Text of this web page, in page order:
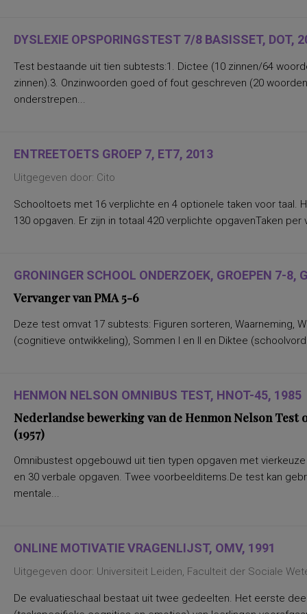
basisonderwijs
leerachterstand
leerlingen op het vwo van het regulier
voortgezet onderwijs
leerlingen op het ivbo, het vbo, de mavo, de
vanaf 4 tot 28 maanden
oudere leerlingen met leesvertraging
ROC-leerlingen
leerlingen op het vbo van het regulier
leerlingen op het vmbo van het regulier
voortgezet onderwijs met leerproblemen
leerlingen in het regulier basisonderwijs
leerlingen in het speciaal voortgezet
licht verstandelijk gehandicapten
brugklas lbo/ibo
leerlingen op het havo/vwo van het regulier
voortgezet onderwijs
leerlingen in de brugklas van het regulier
voortgezet onderwijs in de leeftijd van 13-
14 jaar
groepen in het basis-, voortgezet en
middelbaar onderwijs
leerlingen in het speciaal basisonderwijs
vanaf 2e helft groep 3
leerlingen in groep 3 t/m 6 van het
speciaal basisonderwijs
(speciaal) basisonderwijs
regulier voortgezet onderwijs
leerlingen in het LOM onderwijs van 8 t/m
leerlingen in het MLK onderwijs van 9 t/m
12 jaar
DYSLEXIE OPSPORINGSTEST 7/8 BASISSET, DOT,
Test bestaande uit tien subtests:1. Dictee (10 zinnen/64
zinnen).3. Onzinwoorden goed of fout geschreven (20
onderstrepen...
ENTREETOETS GROEP 7, ET7, 2013
Uitgegeven door: Cito
Schooltoets met 16 verplichte en 4 optionele taken voor taal.
130 opgaven. Er zijn in totaal 420 verplichte opgavenTaken
GRONINGER SCHOOL ONDERZOEK, GROEPEN 7-8,
Vervanger van PMA 5-6
Deze test omvat 17 subtests: Figuren sorteren, Waarneming,
(cognitieve ontwik­keling), Sommen I en II en Diktee
HENMON NELSON OMNIBUS TEST, HNOT-45, 1985
Nederlandse bewerking van de Henmon Nelson
(1957)
Omnibustest opgebouwd uit tien typen opgaven met
en 30 verbale opgaven. Twee voorbeelditems.De test kan
mentale...
ONLINE MOTIVATIE VRAGENLIJST, OMV, 1991
Uitgegeven door: Universiteit Leiden, Faculteit der Sociale
De evaluatieschaal bestaat uit twee gedeelten. Het eerste